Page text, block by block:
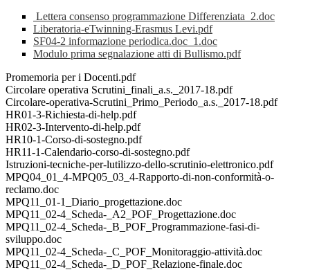
Lettera consenso programmazione Differenziata_2.doc
Liberatoria-eTwinning-Erasmus Levi.pdf
SF04-2 informazione periodica.doc_1.doc
Modulo prima segnalazione atti di Bullismo.pdf
Promemoria per i Docenti.pdf
Circolare operativa Scrutini_finali_a.s._2017-18.pdf
Circolare-operativa-Scrutini_Primo_Periodo_a.s._2017-18.pdf
HR01-3-Richiesta-di-help.pdf
HR02-3-Intervento-di-help.pdf
HR10-1-Corso-di-sostegno.pdf
HR11-1-Calendario-corso-di-sostegno.pdf
Istruzioni-tecniche-per-lutilizzo-dello-scrutinio-elettronico.pdf
MPQ04_01_4-MPQ05_03_4-Rapporto-di-non-conformità-o-
reclamo.doc
MPQ11_01-1_Diario_progettazione.doc
MPQ11_02-4_Scheda-_A2_POF_Progettazione.doc
MPQ11_02-4_Scheda-_B_POF_Programmazione-fasi-di-
sviluppo.doc
MPQ11_02-4_Scheda-_C_POF_Monitoraggio-attività.doc
MPQ11_02-4_Scheda-_D_POF_Relazione-finale.doc